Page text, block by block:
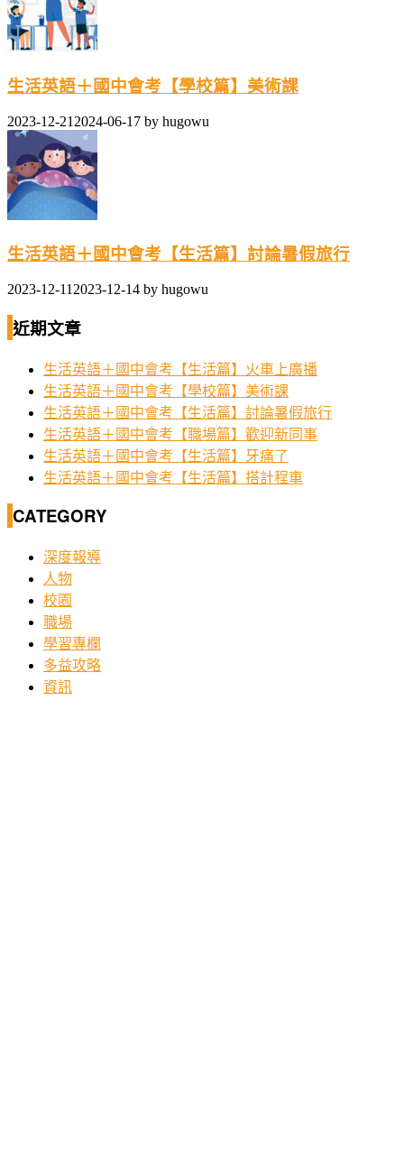
生活英語＋國中會考【學校篇】美術課
2023-12-21 2024-06-17 by hugowu
生活英語＋國中會考【生活篇】討論暑假旅行
2023-12-11 2023-12-14 by hugowu
近期文章
生活英語＋國中會考【生活篇】火車上廣播
生活英語＋國中會考【學校篇】美術課
生活英語＋國中會考【生活篇】討論暑假旅行
生活英語＋國中會考【職場篇】歡迎新同事
生活英語＋國中會考【生活篇】牙痛了
生活英語＋國中會考【生活篇】搭計程車
CATEGORY
深度報導
人物
校園
職場
學習專欄
多益攻略
資訊